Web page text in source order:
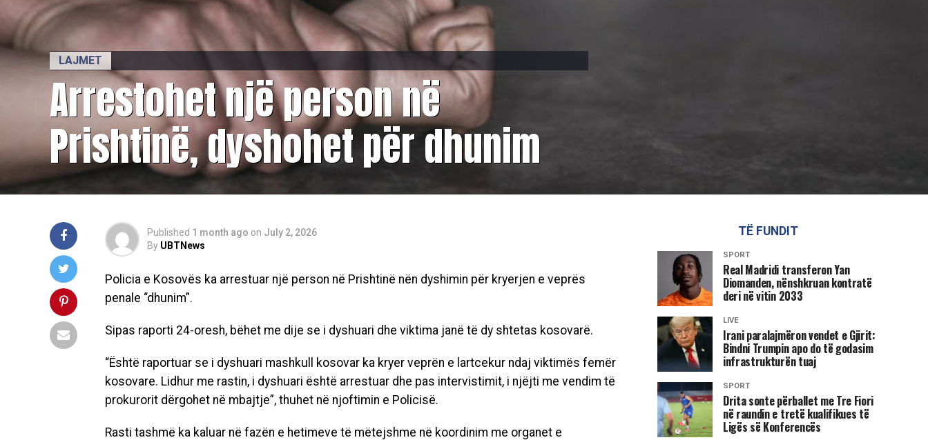
LAJMET
Arrestohet një person në
Prishtinë, dyshohet për dhunim
Published 1 month ago on July 2, 2026
By UBTNews
Policia e Kosovës ka arrestuar një person në Prishtinë nën dyshimin për kryerjen e veprës
penale “dhunim”.
Sipas raporti 24-oresh, bëhet me dije se i dyshuari dhe viktima janë të dy shtetas kosovarë.
“Është raportuar se i dyshuari mashkull kosovar ka kryer veprën e lartcekur ndaj viktimës femër
kosovare. Lidhur me rastin, i dyshuari është arrestuar dhe pas intervistimit, i njëjti me vendim të
prokurorit dërgohet në mbajtje”, thuhet në njoftimin e Policisë.
Rasti tashmë ka kaluar në fazën e hetimeve të mëtejshme në koordinim me organet e
TË FUNDIT
SPORT
Real Madridi transferon Yan
Diomanden, nënshkruan kontratë
deri në vitin 2033
LIVE
Irani paralajmëron vendet e Gjirit:
Bindni Trumpin apo do të godasim
infrastrukturën tuaj
SPORT
Drita sonte përballet me Tre Fiori
në raundin e tretë kualifikues të
Ligës së Konferencës